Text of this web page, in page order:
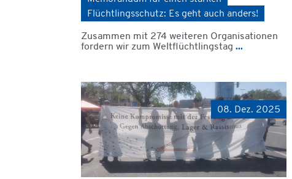
Flüchtlingsschutz: Es geht auch anders!
Zusammen mit 274 weiteren Organisationen
fordern wir zum Weltflüchtlingstag ...
08. Dez. 2025